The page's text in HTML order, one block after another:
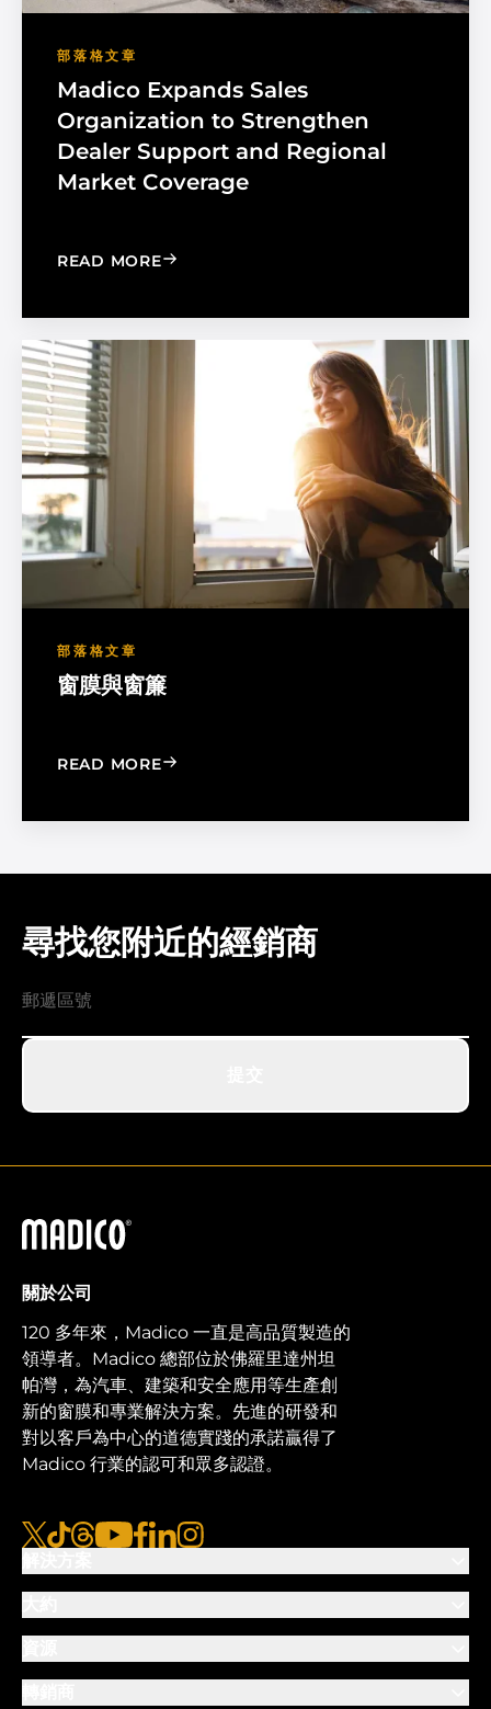
部落格文章
Madico Expands Sales
Organization to Strengthen
Dealer Support and Regional
Market Coverage
READ MORE: MADICO EXPANDS SALES
部落格文章
窗膜與窗簾
READ MORE: WINDOW FILM VS. WINDOW
尋找您附近的經銷商
馬迪科
關於公司
120 多年來，Madico 一直是高品質製造的
領導者。Madico 總部位於佛羅里達州坦
帕灣，為汽車、建築和安全應用等生產創
新的窗膜和專業解決方案。先進的研發和
對以客戶為中心的道德實踐的承諾贏得了
Madico 行業的認可和眾多認證。